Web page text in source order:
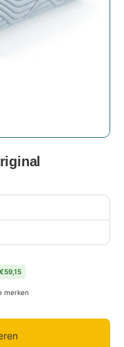
merken